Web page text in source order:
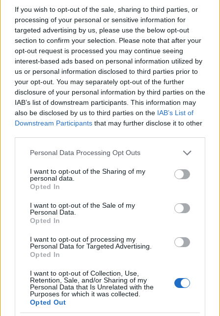
If you wish to opt-out of the sale, sharing to third parties, or
processing of your personal or sensitive information for
targeted advertising by us, please use the below opt-out
section to confirm your selection. Please note that after your
opt-out request is processed you may continue seeing
interest-based ads based on personal information utilized by
us or personal information disclosed to third parties prior to
your opt-out. You may separately opt-out of the further
disclosure of your personal information by third parties on the
IAB’s list of downstream participants. This information may
also be disclosed by us to third parties on the IAB’s List of
Downstream Participants that may further disclose it to other
Please note that this website/app uses one or more Google
not limited to your visit or usage behaviour. You may click to
grant or deny consent to Google and its third-party tags to
use your data for below specified purposes in below Google
consent section.
Personal Data Processing Opt Outs
I want to opt-out of the Sharing of my
personal data.
Opted In
I want to opt-out of the Sale of my
Personal Data.
Opted In
I want to opt-out of processing my
Personal Data for Targeted Advertising.
Opted In
I want to opt-out of Collection, Use,
Retention, Sale, and/or Sharing of my
Personal Data that Is Unrelated with the
Purposes for which it was collected.
Opted Out
hadiipar van pl.:a Krab nevű önjáró tarack ami pont
a T-72 alvázán alapszik de foglalkoznak még asszem
a 2S1-esek továbbfejlesztésével is. Ja és saját AK-ikat
áttalakították NATO szabványra.
Perverzsrac
17 éve
@postabelyeg: de ezen útóbbiak nem épp orosz
típusok:) Nekem csak az a bajom, hogy öreg szar,
amit MI MÁR nem gyártunk, se lőszert hozzá, aki
meg gyártja az nem barát, hanem ellenség. Bárki
bármit mond is a ruszkikról...
Perverzsrac
@ravaluf: minek annyi repülő? A mostaniakba sincs
pénz tankolni...nem véletlenül még a repülőnapot is
lefújták...
Perverzsrac
17 éve
@postabelyeg: nagyon lőszer nagyobbat üt. Amúgy
meg egyszer egy okos azt mondta, jobb a sebesült